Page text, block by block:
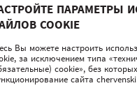
данных для
в соответствии сусловиями
прав , связанных с
последствиями дачи
ПАРАМЕТРЫ
COOKIE
Вы можете настроить
за исключением типа
cookie», без
сайта